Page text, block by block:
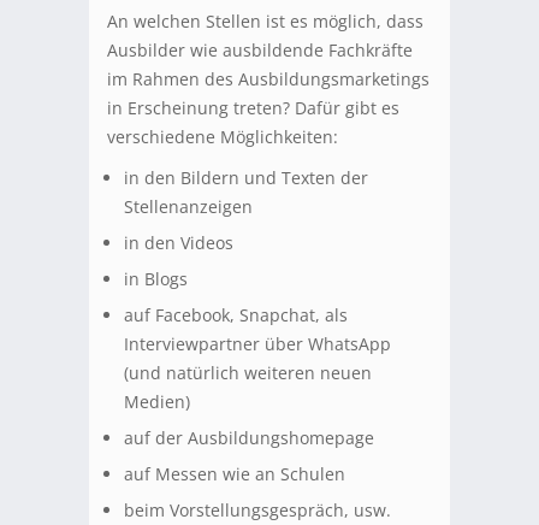
An welchen Stellen ist es möglich, dass
Ausbilder wie ausbildende Fachkräfte
im Rahmen des Ausbildungsmarketings
in Erscheinung treten? Dafür gibt es
verschiedene Möglichkeiten:
in den Bildern und Texten der
Stellenanzeigen
in den Videos
in Blogs
auf Facebook, Snapchat, als
Interviewpartner über WhatsApp
(und natürlich weiteren neuen
Medien)
auf der Ausbildungshomepage
auf Messen wie an Schulen
beim Vorstellungsgespräch, usw.